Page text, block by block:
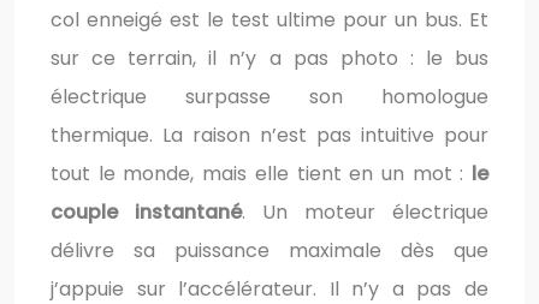
col enneigé est le test ultime pour un bus. Et
sur ce terrain, il n’y a pas photo : le bus
électrique surpasse son homologue
thermique. La raison n’est pas intuitive pour
tout le monde, mais elle tient en un mot : le
couple instantané. Un moteur électrique
délivre sa puissance maximale dès que
j’appuie sur l’accélérateur. Il n’y a pas de